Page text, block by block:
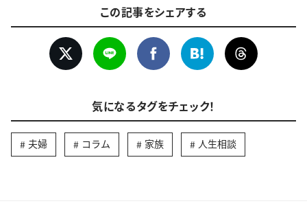
この記事をシェアする
気になるタグをチェック！
夫婦 コラム 家族 人生相談